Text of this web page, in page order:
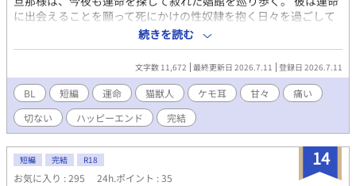
に出会えることを願って死にかけの性奴隷を抱く日々を過ごして
いた。 これは、そんな彼が運命を見つけるまでの物語。 運命を探
し求める旦那様×運命になりたい猫獣人の切なくも美しい純愛ラ
ブストーリー。 ※残酷描写はほとんどありませんが、獣人が死ぬ
描写があります。 また、旦那様（攻め）が、ムニ（受け）以外と
行為をするシーンがあるので何でも許せる方向けです。 ＊＊＊マ
ークが付いているところから視点変更しています。 旦那様→ムニ
→旦那様の順です。 勢いに任せて書き上げた作品なので粗が目立
つかとは思いますが、お手柔らかにお願いします。 ムーンライト
ノベルズでも同時掲載中です。
続きを読む
文字数 11,672 最終更新日 2026.7.11 登録日 2026.7.11
BL 短編 運命 猫獣人 ケモ耳 甘々
痛い
切ない
ハッピーエンド 完結
14
短編 完結 R18
お気に入り : 295 24h.ポイント : 35